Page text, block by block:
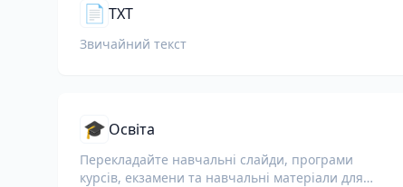
📄 TXT
Звичайний текст
🎓 Освіта
Перекладайте навчальні слайди, програми
курсів, екзамени та навчальні матеріали для